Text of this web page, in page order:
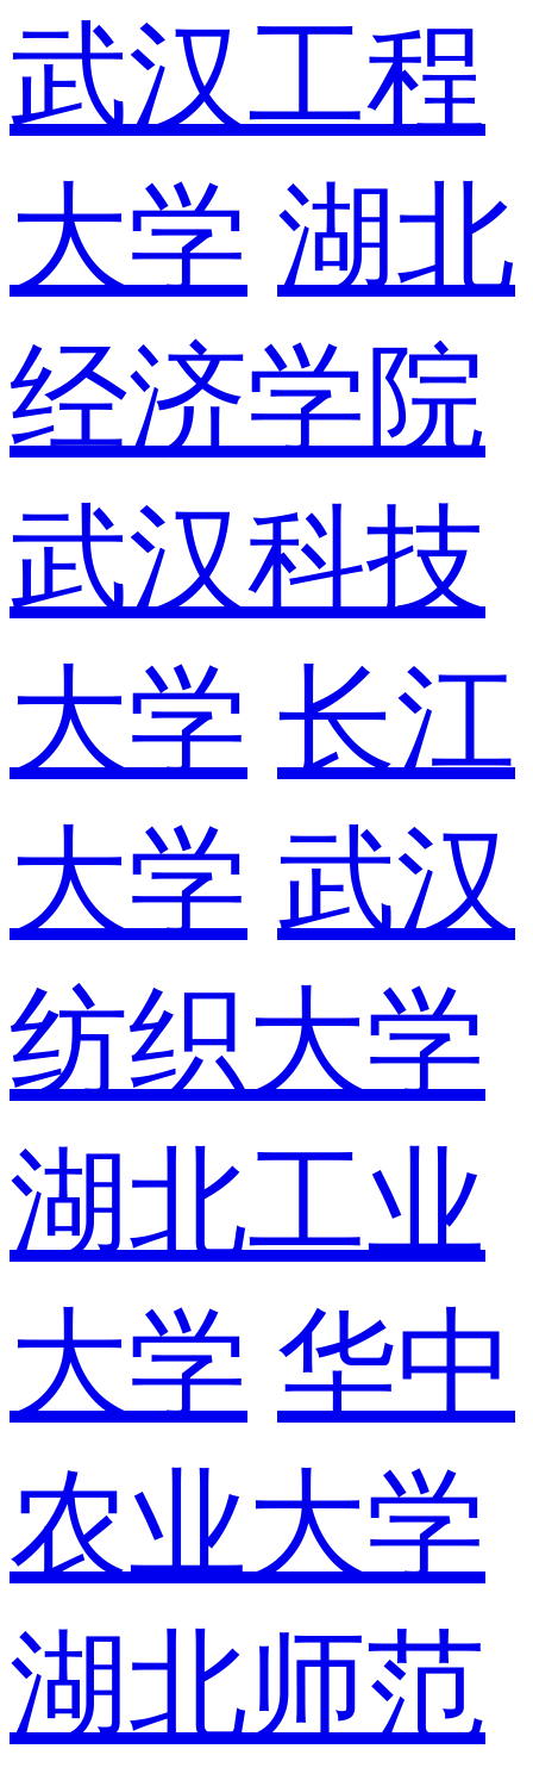
武汉工程
大学 湖北
经济学院
武汉科技
大学 长江
大学 武汉
纺织大学
湖北工业
大学 华中
农业大学
湖北师范